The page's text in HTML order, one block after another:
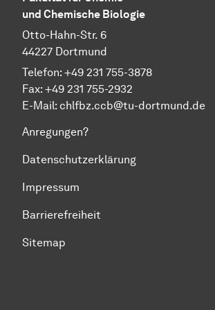
und Chemische Biologie
Otto-Hahn-Str. 6
44227 Dortmund
Telefon: +49 231 755-3878
Fax: +49 231 755-2932
E-Mail: chlfbz.ccb@tu-dortmund.de
Anregungen?
Datenschutzerklärung
Impressum
Barrierefreiheit
Sitemap